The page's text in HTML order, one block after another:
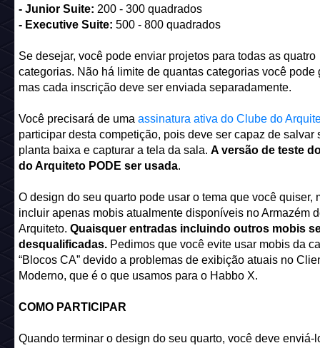
- Junior Suite: 200 - 300 quadrados
- Executive Suite: 500 - 800 quadrados
Se desejar, você pode enviar projetos para todas as quatro
categorias. Não há limite de quantas categorias você pode
mas cada inscrição deve ser enviada separadamente.
Você precisará de uma assinatura ativa do Clube do
participar desta competição, pois deve ser capaz de salvar
planta baixa e capturar a tela da sala. A versão de teste
do Arquiteto PODE ser usada.
O design do seu quarto pode usar o tema que você quiser,
incluir apenas mobis atualmente disponíveis no Armazém
Arquiteto. Quaisquer entradas incluindo outros mobis
desqualificadas.Pedimos que você evite usar mobis da
“Blocos CA” devido a problemas de exibição atuais no
Moderno, que é o que usamos para o Habbo X.
COMO PARTICIPAR
Quando terminar o design do seu quarto, você deve enviá-